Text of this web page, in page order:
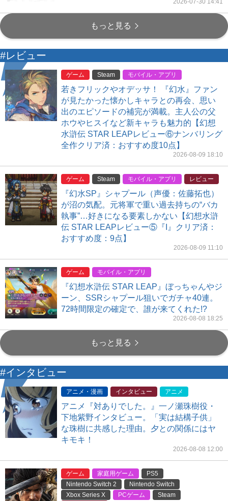
もっと見る
#レビュー
ゲーム Steam モバイル・アプリ
若きフリックやオデッサ！ 『幻水』ファン
が見たかった懐かしキャラとの再会、思い
出のエピソードの補完が満載。主人公の父
ホウやヒスイなど新キャラも魅力的【幻想
水滸伝 STAR LEAPレビュー⑥ナンバリング
全作クリア済：おすすめ度10点】
2026-08-09 18:10
ゲーム Steam モバイル・アプリ レビュー
『幻水SP』シャプール（声優：佐藤拓也）
が沼の気配。元将軍で重い過去持ちの“バカ
執事”…好きになる要素しかない【幻想水滸
伝 STAR LEAPレビュー⑤『I』クリア済：
おすすめ度：9点】
2026-08-09 11:10
ゲーム モバイル・アプリ
『幻想水滸伝 STAR LEAP』ぼっちゃんやジ
ーン、SSRシャプール狙いでガチャ40連。
72時間限定の確定で、誰が来てくれた!?
2026-08-08 18:25
もっと見る
#インタビュー
アニメ・漫画 インタビュー アニメ
アニメ『対ありでした。』一ノ瀬珠樹役・
下地紫野インタビュー。「実は結構子供」
な珠樹に共感した理由。夕との関係にはヤ
キモキ！
2026-08-08 12:00
ゲーム 家庭用ゲーム
PS5
Nintendo Switch 2
Nintendo Switch
Xbox Series X
PCゲーム
Steam